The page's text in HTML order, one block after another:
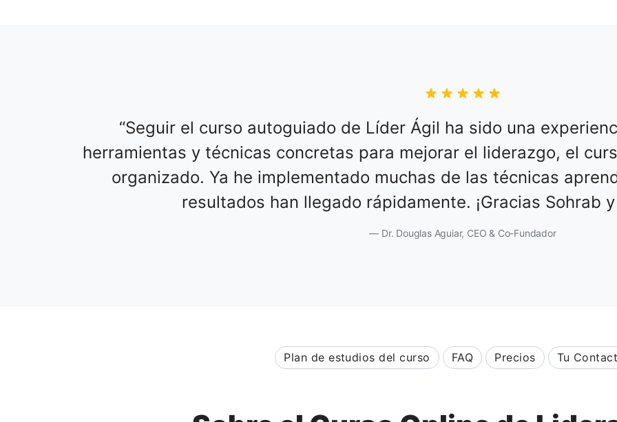
Seguir el curso autoguiado de Líder Ágil ha sido una
herramientas y técnicas concretas para mejorar el liderazgo, el
organizado. Ya he implementado muchas de las técnicas
resultados han llegado rápidamente. ¡Gracias Sohrab
Dr. Douglas Aguiar, CEO & Co-Fundador
Plan de estudios del curso FAQ Precios Tu